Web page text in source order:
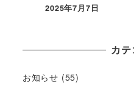
2025年7月7日
カ
お知らせ (55)